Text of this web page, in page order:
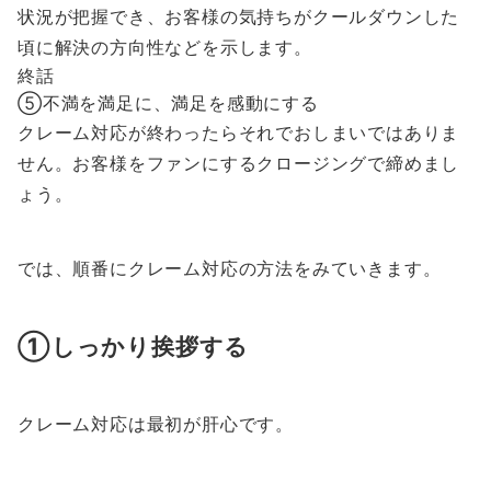
状況が把握でき、お客様の気持ちがクールダウンした
頃に解決の方向性などを示します。
終話
⑤不満を満足に、満足を感動にする
クレーム対応が終わったらそれでおしまいではありま
せん。お客様をファンにするクロージングで締めまし
ょう。
では、順番にクレーム対応の方法をみていきます。
①しっかり挨拶する
クレーム対応は最初が肝心です。